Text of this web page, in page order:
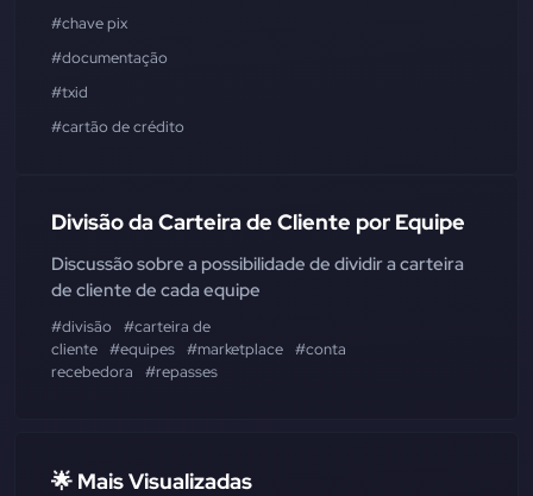
#chave pix
#documentação
#txid
#cartão de crédito
Divisão da Carteira de Cliente por Equipe
Discussão sobre a possibilidade de dividir a carteira
de cliente de cada equipe
#divisão
#carteira de
cliente #equipes #marketplace #conta
recebedora
#repasses
🌟 Mais Visualizadas